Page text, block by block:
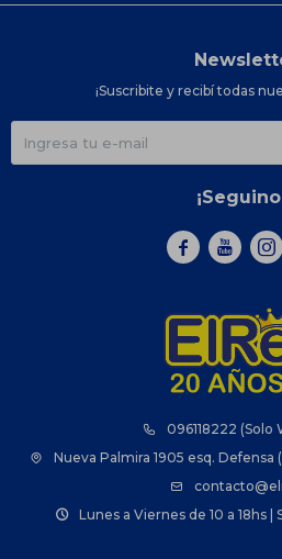
096118222 (Solo
Nueva Palmira 1905 esq.
Lunes a Viernes de 10 a 18hs |
¡Suscribite y recibí todas
  